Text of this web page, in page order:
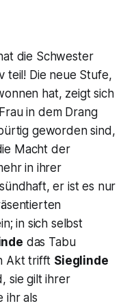
die Schwester
teil! Die neue Stufe,
hat, zeigt sich
in dem Drang
geworden sind,
Macht der
in ihrer
er ist es nur
in sich selbst
das Tabu
Akt trifft Sieglinde
sie gilt ihrer
ihr als